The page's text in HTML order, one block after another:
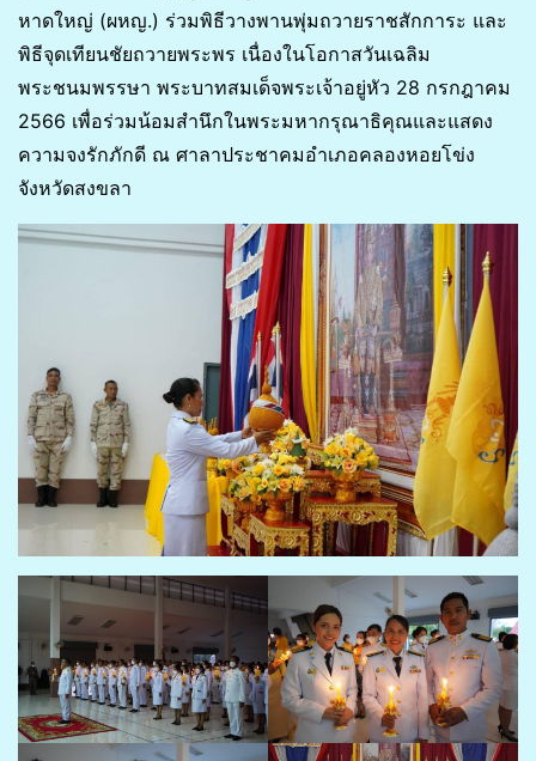
หาดใหญ่ (ผหญ.) ร่วมพิธีวางพานพุ่มถวายราชสักการะ และ
พิธีจุดเทียนชัยถวายพระพร เนื่องในโอกาสวันเฉลิม
พระชนมพรรษา พระบาทสมเด็จพระเจ้าอยู่หัว 28 กรกฎาคม
2566 เพื่อร่วมน้อมสำนึกในพระมหากรุณาธิคุณและแสดง
ความจงรักภักดี ณ ศาลาประชาคมอำเภอคลองหอยโข่ง
จังหวัดสงขลา